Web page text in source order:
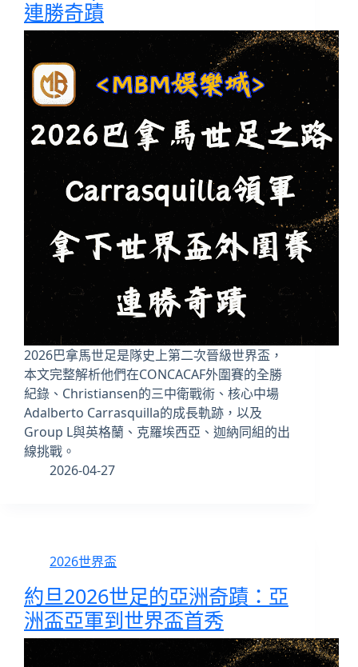
連勝奇蹟
2026巴拿馬世足是隊史上第二次晉級世界盃，
本文完整解析他們在CONCACAF外圍賽的全勝
紀錄、Christiansen的三中衛戰術、核心中場
Adalberto Carrasquilla的成長軌跡，以及
Group L與英格蘭、克羅埃西亞、迦納同組的出
線挑戰。
2026-04-27
2026世界盃
約旦2026世足的亞洲奇蹟：亞
洲盃亞軍到世界盃首秀